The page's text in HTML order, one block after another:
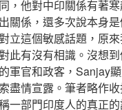
，他對中印關係有著
關係，還多次說本身是
這個敏感話題，原來
此有沒有相識。沒想
軍官和政客，Sanjay
盡情宣露。筆者略作
一部門印度人的真正